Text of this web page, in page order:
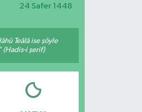
24 Safer 1448
Teâlâ ise şöyle
(Hadis-i şerif)